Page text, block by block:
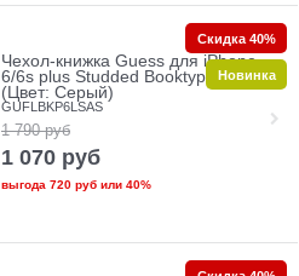
Чехол-книжка Guess для iPhone
6/6s plus Studded Booktype Silver
(Цвет: Серый)
GUFLBKP6LSAS
1 790 руб
1 070 руб
выгода 720 рубили 40%
Скидка 40%
Новинка